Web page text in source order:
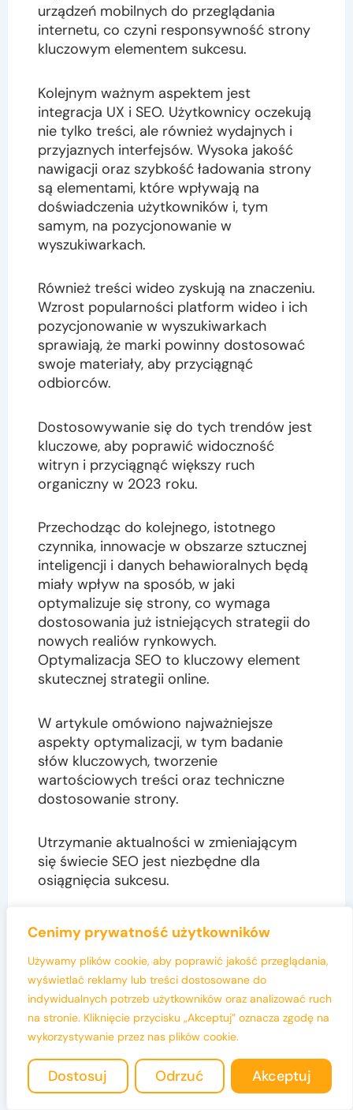
Cenimy prywatność użytkowników
Używamy plików cookie, aby poprawić jakość przeglądania,
wyświetlać reklamy lub treści dostosowane do
indywidualnych potrzeb użytkowników oraz analizować ruch
na stronie. Kliknięcie przycisku „Akceptuj” oznacza zgodę na
wykorzystywanie przez nas plików cookie.
Dostosuj Odrzuć Akceptuj
urządzeń mobilnych do przeglądania
internetu, co czyni responsywność strony
kluczowym elementem sukcesu.
Kolejnym ważnym aspektem jest
integracja UX i SEO. Użytkownicy oczekują
nie tylko treści, ale również wydajnych i
przyjaznych interfejsów. Wysoka jakość
nawigacji oraz szybkość ładowania strony
są elementami, które wpływają na
doświadczenia użytkowników i, tym
samym, na pozycjonowanie w
wyszukiwarkach.
Również treści wideo zyskują na znaczeniu.
Wzrost popularności platform wideo i ich
pozycjonowanie w wyszukiwarkach
sprawiają, że marki powinny dostosować
swoje materiały, aby przyciągnąć
odbiorców.
Dostosowywanie się do tych trendów jest
kluczowe, aby poprawić widoczność
witryn i przyciągnąć większy ruch
organiczny w 2023 roku.
Przechodząc do kolejnego, istotnego
czynnika, innowacje w obszarze sztucznej
inteligencji i danych behawioralnych będą
miały wpływ na sposób, w jaki
optymalizuje się strony, co wymaga
dostosowania już istniejących strategii do
nowych realiów rynkowych.
Optymalizacja SEO to kluczowy element
skutecznej strategii online.
W artykule omówiono najważniejsze
aspekty optymalizacji, w tym badanie
słów kluczowych, tworzenie
wartościowych treści oraz techniczne
dostosowanie strony.
Utrzymanie aktualności w zmieniającym
się świecie SEO jest niezbędne dla
osiągnięcia sukcesu.
Implementując te praktyki, można
znacząco poprawić widoczność w
wyszukiwarkach.
Zastosowanie skutecznej optymalizacji
SEO przyniesie wymierne korzyści i
pozwoli wyróżnić się na tle konkurencji.